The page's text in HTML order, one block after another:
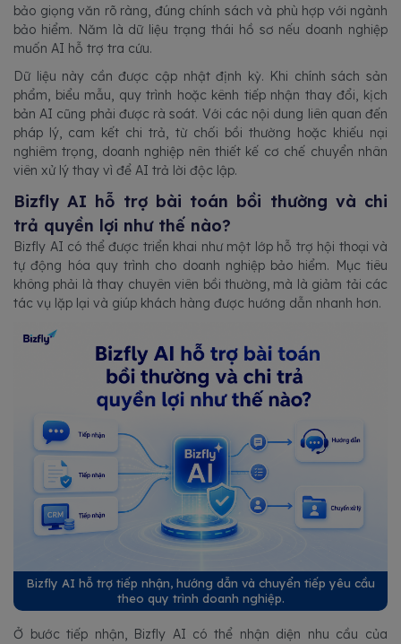
bảo giọng văn rõ ràng, đúng chính sách và phù hợp với ngành
bảo hiểm. Năm là dữ liệu trạng thái hồ sơ nếu doanh nghiệp
muốn AI hỗ trợ tra cứu.
Dữ liệu này cần được cập nhật định kỳ. Khi chính sách sản
phẩm, biểu mẫu, quy trình hoặc kênh tiếp nhận thay đổi, kịch
bản AI cũng phải được rà soát. Với các nội dung liên quan đến
pháp lý, cam kết chi trả, từ chối bồi thường hoặc khiếu nại
nghiêm trọng, doanh nghiệp nên thiết kế cơ chế chuyển nhân
viên xử lý thay vì để AI trả lời độc lập.
Bizfly AI hỗ trợ bài toán bồi thường và chi
trả quyền lợi như thế nào?
Bizfly AI có thể được triển khai như một lớp hỗ trợ hội thoại và
tự động hóa quy trình cho doanh nghiệp bảo hiểm. Mục tiêu
không phải là thay chuyên viên bồi thường, mà là giảm tải các
tác vụ lặp lại và giúp khách hàng được hướng dẫn nhanh hơn.
Bizfly AI hỗ trợ tiếp nhận, hướng dẫn và chuyển tiếp yêu cầu
theo quy trình doanh nghiệp.
Ở bước tiếp nhận, Bizfly AI có thể nhận diện nhu cầu của